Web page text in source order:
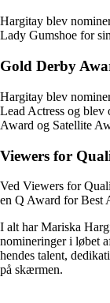
Hargitay blev
Lady Gumshoe for
Gold Derby
Hargitay blev
Lead Actress og blev
Award og Satellite
Viewers for
Ved Viewers for
en Q Award for Best
I alt har Mariska
nomineringer i løbet
hendes talent,
på skærmen.